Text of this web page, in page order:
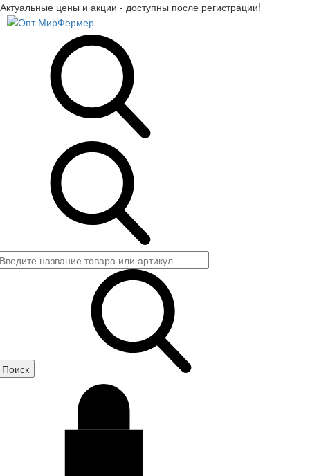
Актуальные цены и акции - доступны после регистрации!